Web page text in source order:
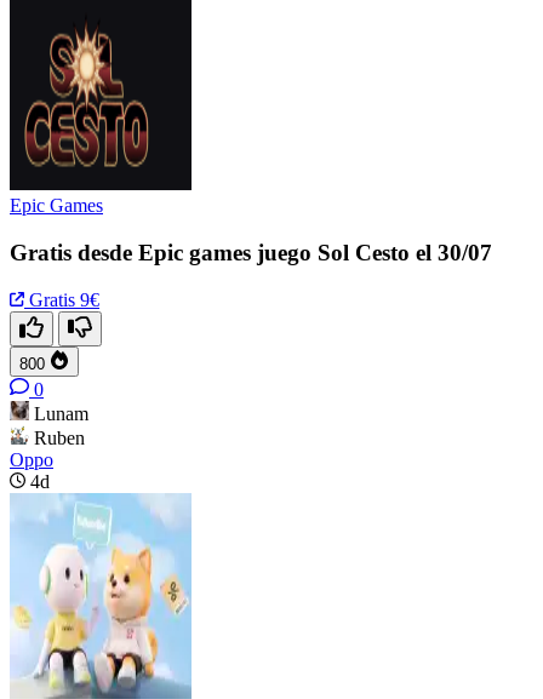
Epic Games
Gratis desde Epic games juego Sol Cesto el 30/07
Gratis 9€
800
0
Lunam
Ruben
Oppo
4d